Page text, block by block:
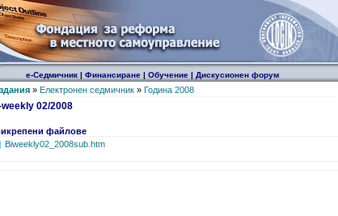
е-Седмичник| Финансиране| Обучение| Дискусионен форум
» Електронен седмичник» Година 2008
weekly 02/2008
файлове
Biweekly02_2008sub.htm